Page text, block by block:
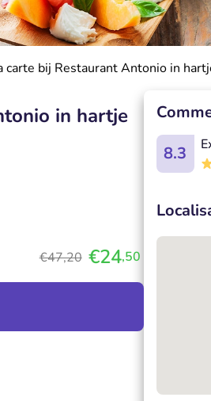
carte bij Restaurant Antonio in
in hartje
€47,20 €24,50
8.3